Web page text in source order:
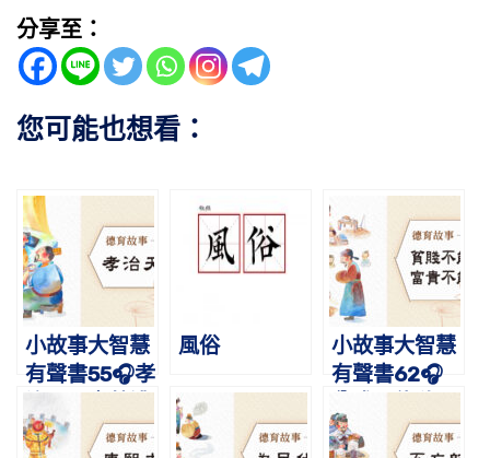
分享至：
您可能也想看：
小故事大智慧
有聲書55🎧孝
旭老師講故事
風俗
小故事大智慧
有聲書62🎧
富貴不能淫｜